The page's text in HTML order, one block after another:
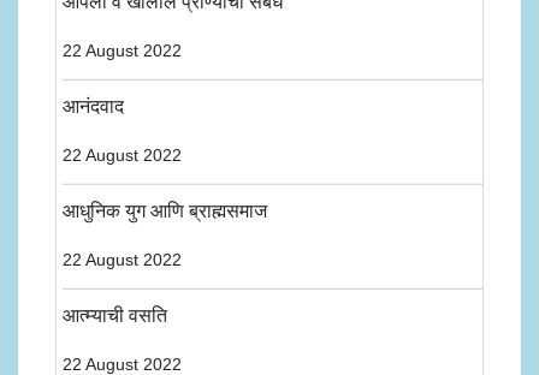
22 August 2022
आनंदवाद
22 August 2022
आधुनिक युग आणि ब्राह्मसमाज
22 August 2022
आत्म्याची वसति
22 August 2022